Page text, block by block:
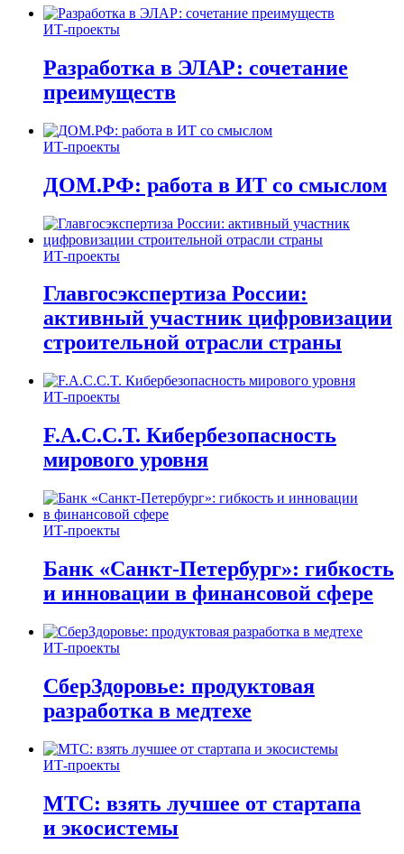
ИТ-проекты
Разработка в ЭЛАР: сочетание
преимуществ
ИТ-проекты
ДОМ.РФ: работа в ИТ со смыслом
ИТ-проекты
Главгосэкспертиза России:
активный участник цифровизации
строительной отрасли страны
ИТ-проекты
F.A.C.C.T. Кибербезопасность
мирового уровня
ИТ-проекты
Банк «Санкт-Петербург»: гибкость
и инновации в финансовой сфере
ИТ-проекты
СберЗдоровье: продуктовая
разработка в медтехе
ИТ-проекты
МТС: взять лучшее от стартапа
и экосистемы